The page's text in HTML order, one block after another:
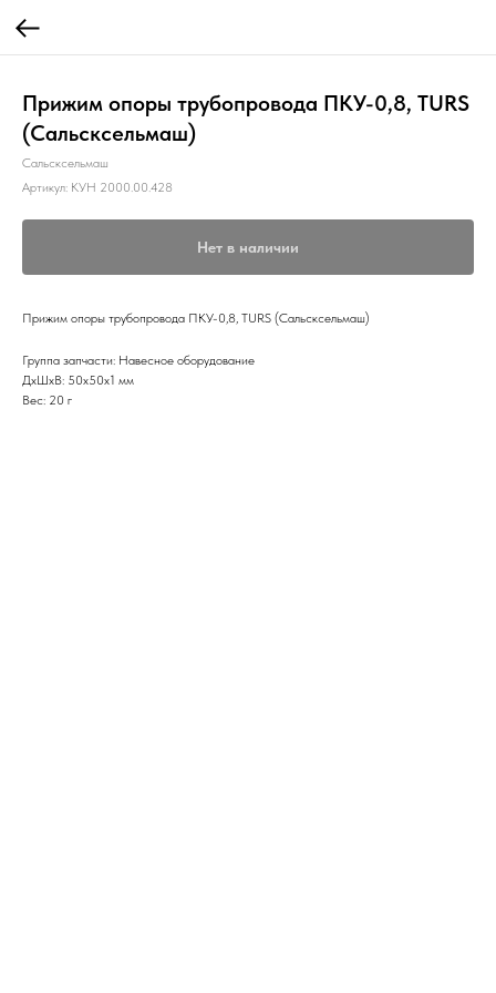
Прижим опоры трубопровода ПКУ-0,8, TURS
(Сальсксельмаш)
Сальсксельмаш
Артикул: КУН 2000.00.428
Нет в наличии
Прижим опоры трубопровода ПКУ-0,8, TURS (Сальсксельмаш)
Группа запчасти: Навесное оборудование
ДxШxВ: 50x50x1 мм
Вес: 20 г